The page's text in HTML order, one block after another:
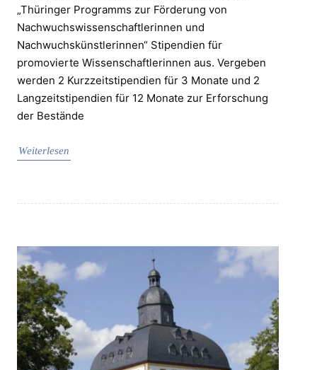
„Thüringer Programms zur Förderung von
Nachwuchswissenschaftlerinnen und
Nachwuchskünstlerinnen“ Stipendien für
promovierte Wissenschaftlerinnen aus. Vergeben
werden 2 Kurzzeitstipendien für 3 Monate und 2
Langzeitstipendien für 12 Monate zur Erforschung
der Bestände
Weiterlesen